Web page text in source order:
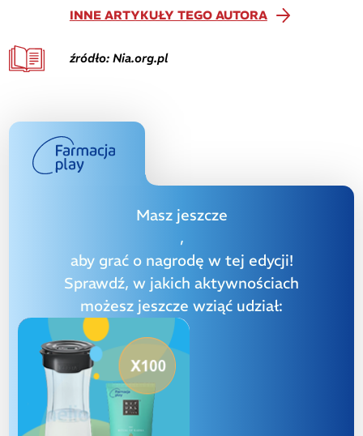
INNE ARTYKUŁY TEGO AUTORA
źródło: Nia.org.pl
Masz jeszcze
,
aby grać o nagrodę w tej edycji!
Sprawdź, w jakich aktywnościach
możesz jeszcze wziąć udział: